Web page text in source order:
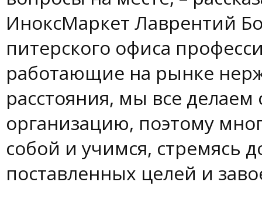
ИноксМаркет Лаврентий
питерского офиса
работающие на рынке
расстояния, мы все
организацию, поэтому
собой и учимся, стремясь
поставленных целей и